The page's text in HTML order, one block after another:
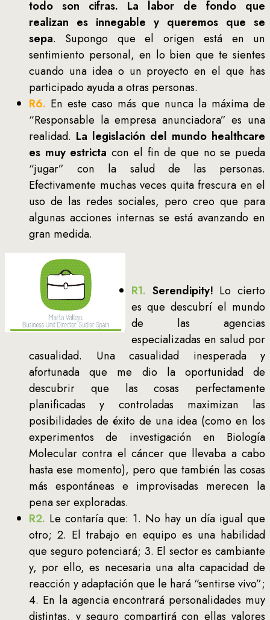
todo son cifras. La labor de fondo que
realizan es innegable y queremos que se
sepa. Supongo que el origen está en un
sentimiento personal, en lo bien que te sientes
cuando una idea o un proyecto en el que has
participado ayuda a otras personas.
R6. En este caso más que nunca la máxima de
“Responsable la empresa anunciadora” es una
realidad. La legislación del mundo healthcare
es muy estricta con el fin de que no se pueda
“jugar” con la salud de las personas.
Efectivamente muchas veces quita frescura en el
uso de las redes sociales, pero creo que para
algunas acciones internas se está avanzando en
gran medida.
R1. Serendipity! Lo cierto
es que descubrí el mundo
de las agencias
especializadas en salud por
casualidad. Una casualidad inesperada y
afortunada que me dio la oportunidad de
descubrir que las cosas perfectamente
planificadas y controladas maximizan las
posibilidades de éxito de una idea (como en los
experimentos de investigación en Biología
Molecular contra el cáncer que llevaba a cabo
hasta ese momento), pero que también las cosas
más espontáneas e improvisadas merecen la
pena ser exploradas.
R2. Le contaría que: 1. No hay un día igual que
otro; 2. El trabajo en equipo es una habilidad
que seguro potenciará; 3. El sector es cambiante
y, por ello, es necesaria una alta capacidad de
reacción y adaptación que le hará “sentirse vivo”;
4. En la agencia encontrará personalidades muy
distintas, y seguro compartirá con ellas valores